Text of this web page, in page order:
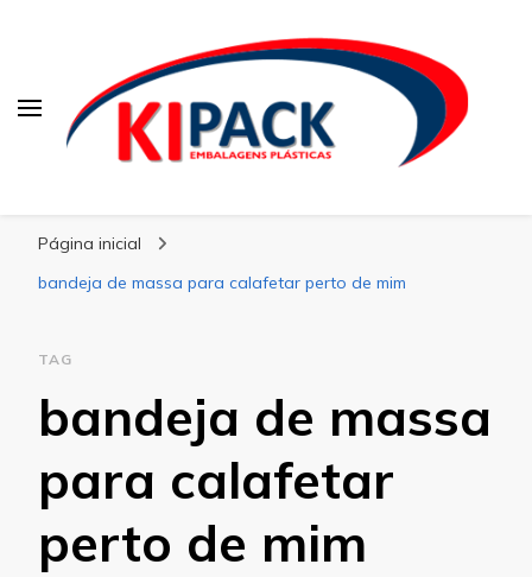
Página inicial
bandeja de massa para calafetar perto de mim
TAG
bandeja de massa
para calafetar
perto de mim